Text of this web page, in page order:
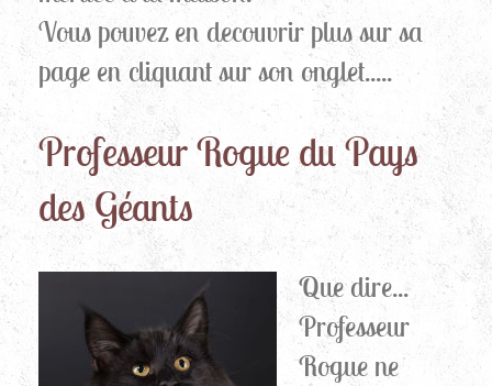
Vous pouvez en decouvrir plus sur sa
page en cliquant sur son onglet.....
Professeur Rogue du Pays
des Géants
Que dire...
Professeur
Rogue ne